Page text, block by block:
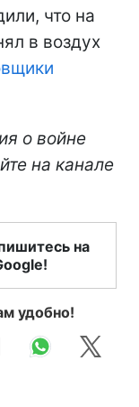
что на
в воздух
о войне
на канале
на
удобно!